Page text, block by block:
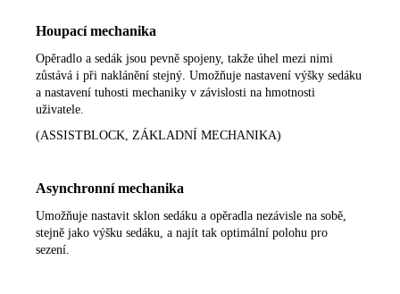
Houpací mechanika
Opěradlo a sedák jsou pevně spojeny, takže úhel mezi nimi
zůstává i při naklánění stejný. Umožňuje nastavení výšky sedáku
a nastavení tuhosti mechaniky v závislosti na hmotnosti
uživatele.
(ASSISTBLOCK, ZÁKLADNÍ MECHANIKA)
Asynchronní mechanika
Umožňuje nastavit sklon sedáku a opěradla nezávisle na sobě,
stejně jako výšku sedáku, a najít tak optimální polohu pro
sezení.